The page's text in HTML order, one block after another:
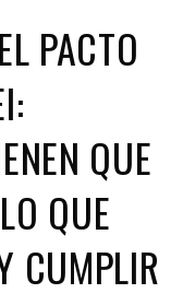
PACTO
QUE
QUE
CUMPLIR